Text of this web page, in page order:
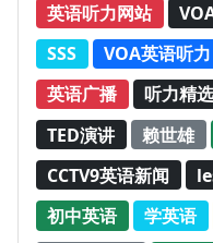
英语听力网站
SSS
VOA英语听力
英语广播
听力精
TED演讲
赖世雄
CCTV9英语新闻
初中英语
学英语